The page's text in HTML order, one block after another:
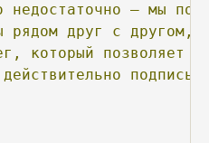
недостаточно — мы
рядом друг с другом,
который позволяет
действительно подпись